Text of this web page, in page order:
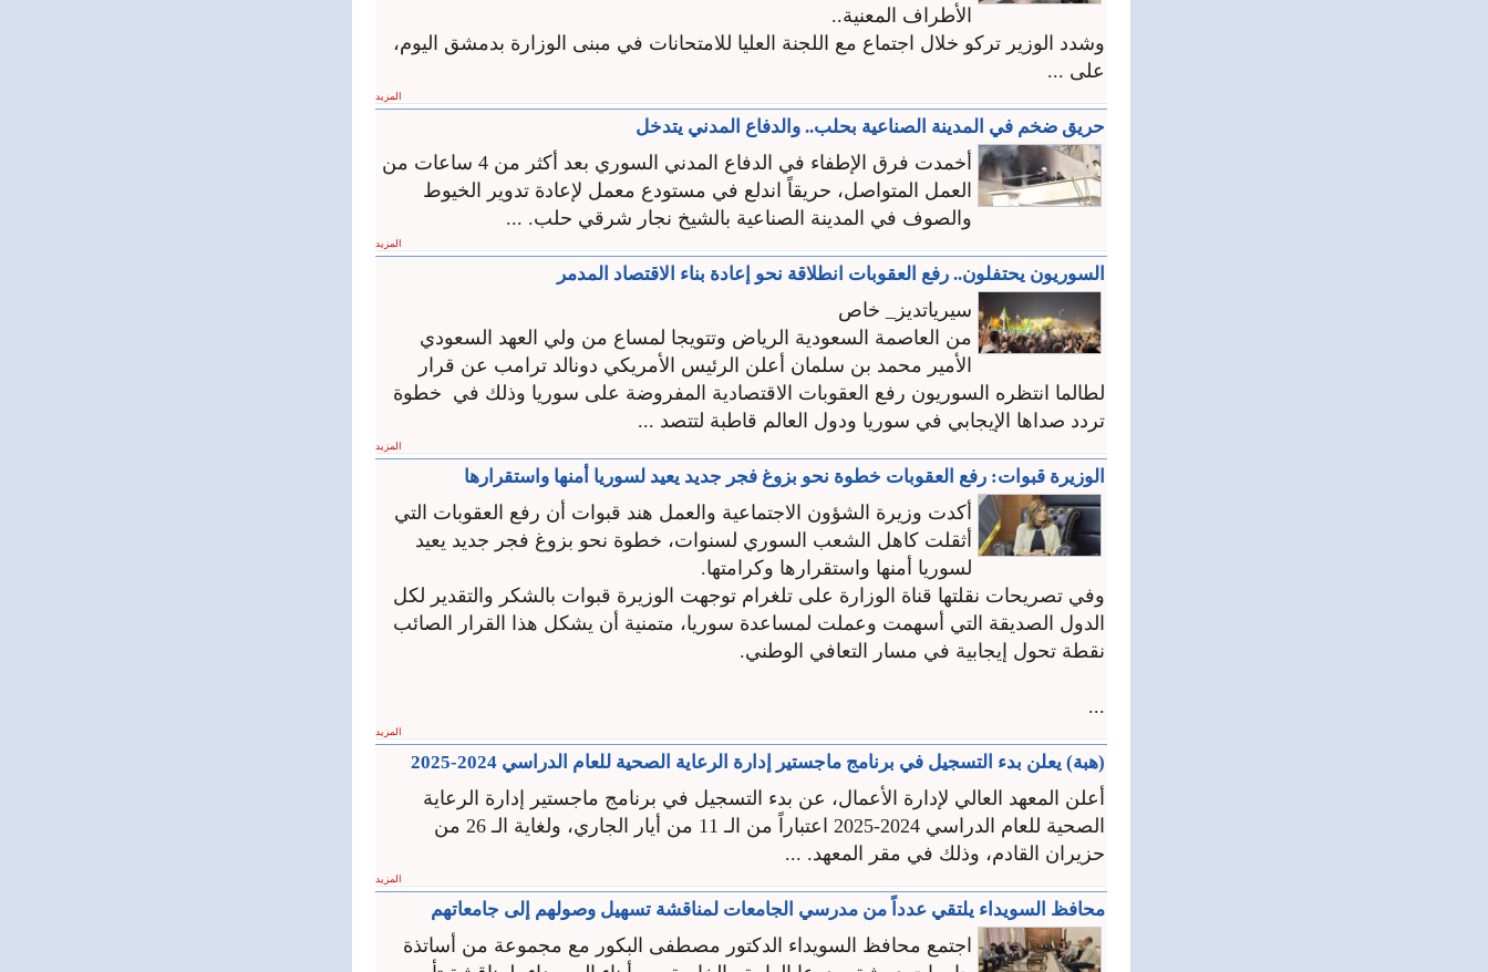
الأطراف المعنية..
وشدد الوزير تركو خلال اجتماع مع اللجنة العليا للامتحانات في مبنى الوزارة بدمشق اليوم،
على ...
المزيد
حريق ضخم في المدينة الصناعية بحلب.. والدفاع المدني يتدخل
أخمدت فرق الإطفاء في الدفاع المدني السوري بعد أكثر من 4 ساعات من
‏العمل المتواصل، حريقاً اندلع في مستودع معمل لإعادة تدوير الخيوط
‏والصوف في المدينة الصناعية بالشيخ نجار شرقي حلب. ...
المزيد
السوريون يحتفلون.. رفع العقوبات انطلاقة نحو إعادة بناء الاقتصاد المدمر
سيرياتديز_ خاص
من العاصمة السعودية الرياض وتتويجا لمساع من ولي العهد السعودي
الأمير محمد بن سلمان أعلن الرئيس الأمريكي دونالد ترامب عن قرار
لطالما انتظره السوريون رفع العقوبات الاقتصادية المفروضة على سوريا وذلك في خطوة
تردد صداها الإيجابي في سوريا ودول العالم قاطبة لتتصد ...
المزيد
الوزيرة قبوات: رفع العقوبات خطوة نحو بزوغ فجر جديد يعيد لسوريا أمنها واستقرارها
أكدت وزيرة الشؤون الاجتماعية والعمل هند قبوات أن رفع العقوبات التي
أثقلت كاهل الشعب السوري لسنوات، خطوة نحو بزوغ فجر جديد يعيد
لسوريا أمنها واستقرارها وكرامتها.
وفي تصريحات نقلتها قناة الوزارة على تلغرام توجهت الوزيرة قبوات بالشكر والتقدير لكل
الدول الصديقة التي أسهمت وعملت لمساعدة سوريا، متمنية أن يشكل هذا القرار الصائب
نقطة تحول إيجابية في مسار التعافي الوطني.
...
المزيد
(هبة) يعلن بدء التسجيل في برنامج ماجستير إدارة الرعاية الصحية للعام الدراسي 2024-2025
أعلن المعهد العالي لإدارة الأعمال، عن بدء التسجيل في برنامج ماجستير إدارة الرعاية
الصحية للعام الدراسي 2024-2025 اعتباراً من الـ 11 من أيار الجاري، ولغاية الـ 26 من
حزيران القادم، وذلك في مقر المعهد. ...
المزيد
محافظ السويداء يلتقي عدداً من مدرسي الجامعات لمناقشة تسهيل وصولهم إلى جامعاتهم
اجتمع محافظ السويداء الدكتور مصطفى البكور مع مجموعة من أساتذة